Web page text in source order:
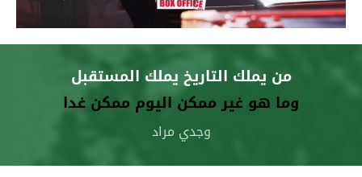
من يملك التاريخ يملك المستقبل
وما هو غير ممكن اليوم ممكن غدا
وجدي مراد